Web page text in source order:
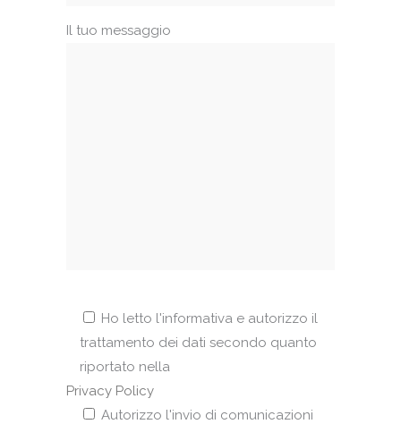
Il tuo messaggio
Ho letto l'informativa e autorizzo il
trattamento dei dati secondo quanto
riportato nella
Privacy Policy
Autorizzo l'invio di comunicazioni